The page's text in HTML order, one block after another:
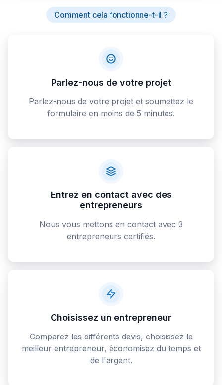
Comment cela fonctionne-t-il ?
Parlez-nous de votre projet
Parlez-nous de votre projet et soumettez le
formulaire en moins de 5 minutes.
Entrez en contact avec des
entrepreneurs
Nous vous mettons en contact avec 3
entrepreneurs certifiés.
Choisissez un entrepreneur
Comparez les différents devis, choisissez le
meilleur entrepreneur, économisez du temps et
de l'argent.